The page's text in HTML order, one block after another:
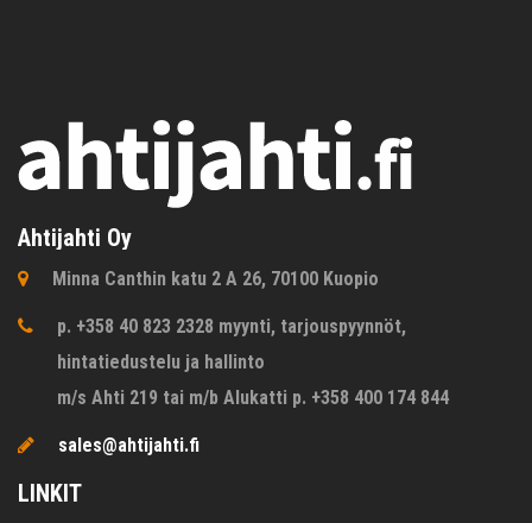
Ahtijahti Oy
Minna Canthin katu 2 A 26, 70100 Kuopio
p. +358 40 823 2328 myynti, tarjouspyynnöt,
hintatiedustelu ja hallinto
m/s Ahti 219 tai m/b Alukatti p. +358 400 174 844
sales@ahtijahti.fi
LINKIT